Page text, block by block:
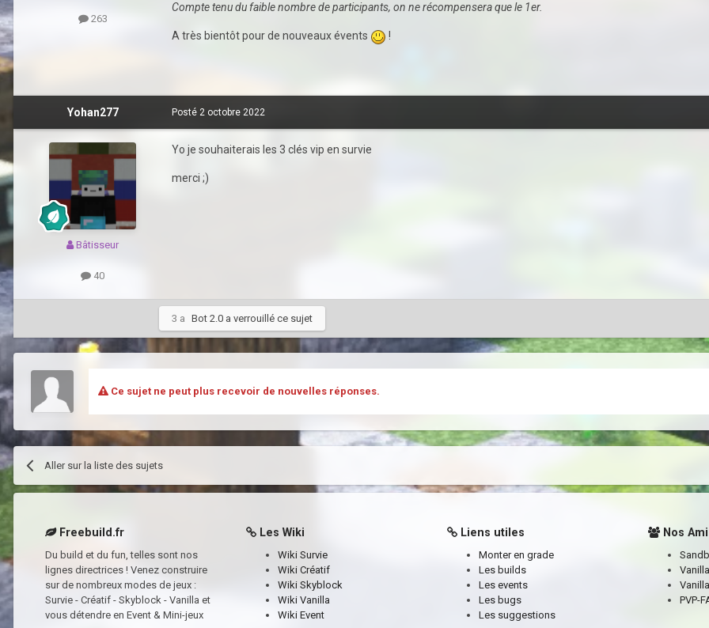
263
Compte tenu du faible nombre de participants, on ne récompensera que le 1er.
A très bientôt pour de nouveaux évents !
Yohan277
Bâtisseur
40
Posté 2 octobre 2022
Yo je souhaiterais les 3 clés vip en survie
merci ;)
3 a Bot 2.0 a verrouillé ce sujet
Ce sujet ne peut plus recevoir de nouvelles réponses.
Aller sur la liste des sujets
Freebuild.fr
Du build et du fun, telles sont nos
lignes directrices ! Venez construire
sur de nombreux modes de jeux :
Survie - Créatif - Skyblock - Vanilla et
vous détendre en Event & Mini-jeux
Les Wiki
Wiki Survie
Wiki Créatif
Wiki Skyblock
Wiki Vanilla
Wiki Event
Liens utiles
Monter en grade
Les builds
Les events
Les bugs
Les suggestions
Nos
PVP-